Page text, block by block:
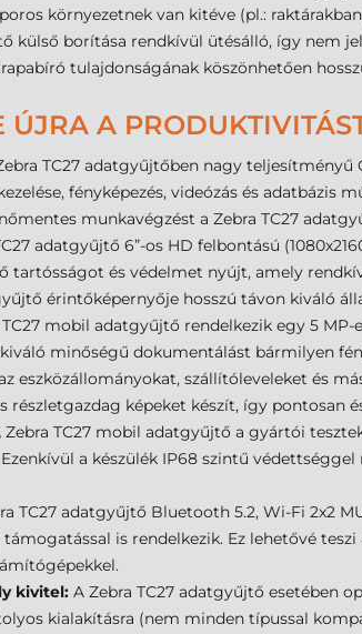
környezetnek van kitéve (pl.:
külső borítása rendkívül ütésálló, így nem
tulajdonságának köszönhetően
ÚJRA A
TC27 adatgyűjtőben nagy teljesítményű
fényképezés, videózás és adatbázis
munkavégzést a Zebra TC27
adatgyűjtő 6”-os HD felbontású
tartósságot és védelmet nyújt, amely
érintőképernyője hosszú távon kiváló
TC27 mobil adatgyűjtő rendelkezik egy 5
minőségű dokumentálást bármilyen
eszközállományokat, szállítóleveleket és
részletgazdag képeket készít, így
Zebra TC27 mobil adatgyűjtő a gyártói
a készülék IP68 szintű
TC27 adatgyűjtő Bluetooth 5.2, Wi-Fi 2x2
is rendelkezik. Ez lehetővé
kivitel: A Zebra TC27 adatgyűjtő esetében
kialakításra (nem minden típussal